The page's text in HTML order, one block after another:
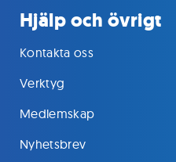
Hjälp och övrigt
Kontakta oss
Verktyg
Medlemskap
Nyhetsbrev